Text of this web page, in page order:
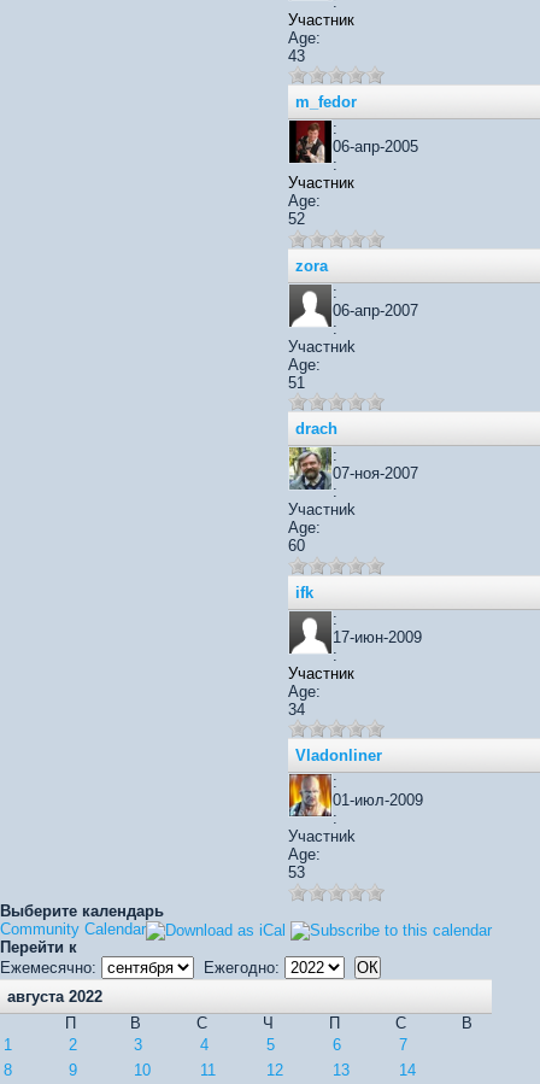
Участник
Age:
43
m_fedor
:
06-апр-2005
:
Участник
Age:
52
zora
:
06-апр-2007
:
Участниk
Age:
51
drach
:
07-ноя-2007
:
Участниk
Age:
60
ifk
:
17-июн-2009
:
Участник
Age:
34
Vladonliner
:
01-июл-2009
:
Участниk
Age:
53
Выберите календарь
Community Calendar
Перейти к
Ежемесячно:
Ежегодно:
августа 2022
П
В С Ч П С
В
1
2 3 4 5 6
7
8
9 10 11 12 13 14